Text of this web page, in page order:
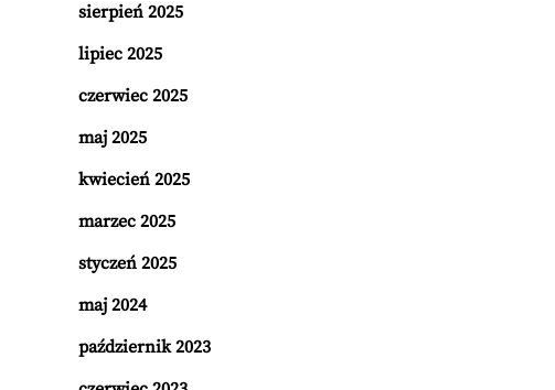
sierpień 2025
lipiec 2025
czerwiec 2025
maj 2025
kwiecień 2025
marzec 2025
styczeń 2025
maj 2024
październik 2023